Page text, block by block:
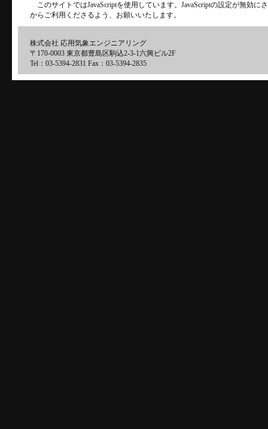
このサイトではJavaScriptを使用しています。JavaScriptの設定が無効
からご利用くださるよう、お願いいたします。
株式会社 応用気象エンジニアリング
〒170-0003 東京都豊島区駒込2-3-1六興ビル2F
Tel：03-5394-2831 Fax：03-5394-2835